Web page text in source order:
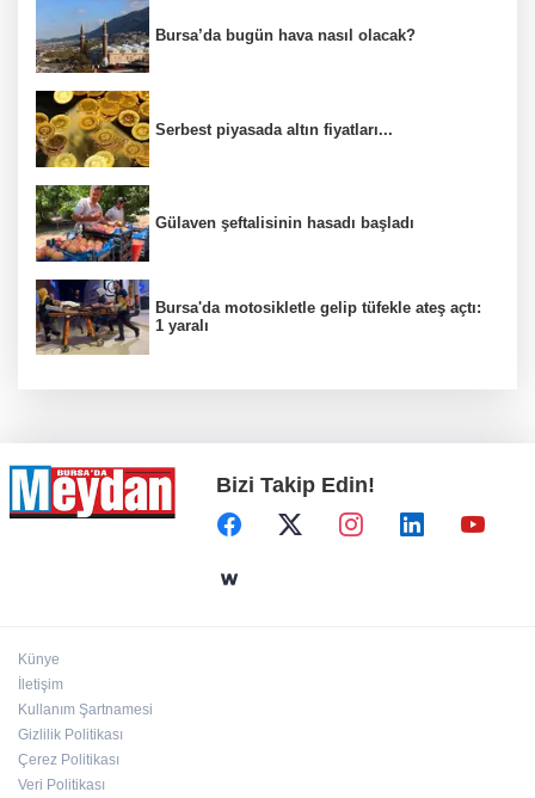
Bursa’da bugün hava nasıl olacak?
Serbest piyasada altın fiyatları...
Gülaven şeftalisinin hasadı başladı
Bursa'da motosikletle gelip tüfekle ateş açtı:
1 yaralı
Bizi Takip Edin!
Künye
İletişim
Kullanım Şartnamesi
Gizlilik Politikası
Çerez Politikası
Veri Politikası